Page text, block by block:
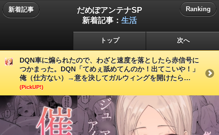
新着記事
だめぽアンテナSP
新着記事： 生活
Ranking
トップ 次へ
DQN車に煽られたので、わざと速度を落としたら赤信号に
つかまった。DQN「てめぇ舐めてんのか！出てこいや！」
俺（仕方ない）→意を決してガルウィングを開けたら…
(PickUP!)